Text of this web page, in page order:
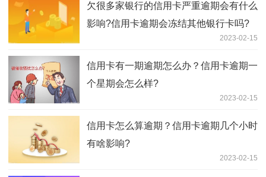
欠很多家银行的信用卡严重逾期会有什么
影响?信用卡逾期会冻结其他银行卡吗?
2023-02-15
信用卡有一期逾期怎么办？信用卡逾期一
个星期会怎么样?
2023-02-15
信用卡怎么算逾期？信用卡逾期几个小时
有啥影响?
2023-02-15